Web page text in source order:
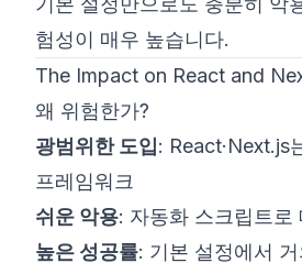
험성이 매우 높습니다.
The Impact on React and
왜 위험한가?
광범위한 도입: React·Next.js
프레임워크
쉬운 악용: 자동화 스크립트로
높은 성공률: 기본 설정에서